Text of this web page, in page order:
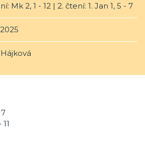
Mk 2, 1 - 12 | 2. čtení: 1. Jan 1, 5 - 7
2025
7